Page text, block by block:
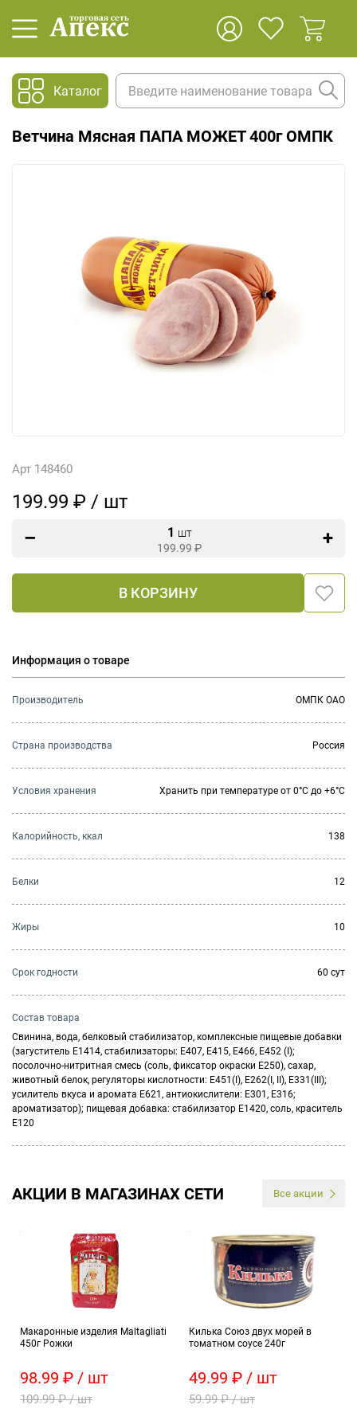
Каталог
Ветчина Мясная ПАПА МОЖЕТ 400г ОМПК
Арт 148460
199.99 ₽ / шт
1 шт
199.99 ₽
В КОРЗИНУ
Информация о товаре
Производитель ОМПК ОАО
Страна производства Россия
Условия хранения Хранить при температуре от 0°С до +6°С
Калорийность, ккал 138
Белки 12
Жиры 10
Cрок годности 60 сут
Состав товара
Свинина, вода, белковый стабилизатор, комплексные пищевые добавки
(загуститель Е1414, стабилизаторы: Е407, Е415, Е466, Е452 (I);
посолочно-нитритная смесь (соль, фиксатор окраски Е250), сахар,
животный белок, регуляторы кислотности: Е451(I), Е262(I, II), Е331(III);
усилитель вкуса и аромата Е621, антиокислители: Е301, Е316;
ароматизатор); пищевая добавка: стабилизатор Е1420, соль, краситель
Е120
АКЦИИ В МАГАЗИНАХ СЕТИ Все акции
Макаронные изделия Maltagliati
450г Рожки
98.99 ₽ / шт
109.99 ₽ / шт
Килька Союз двух морей в
томатном соусе 240г
49.99 ₽ / шт
59.99 ₽ / шт